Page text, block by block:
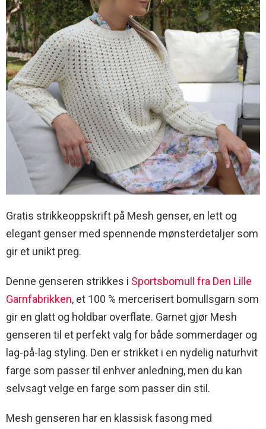
Gratis strikkeoppskrift på Mesh genser, en lett og
elegant genser med spennende mønsterdetaljer som
gir et unikt preg.
Denne genseren strikkes i Sportsbomull fra Den Lille
Garnfabrikken, et 100 % mercerisert bomullsgarn som
gir en glatt og holdbar overflate. Garnet gjør Mesh
genseren til et perfekt valg for både sommerdager og
lag-på-lag styling. Den er strikket i en nydelig naturhvit
farge som passer til enhver anledning, men du kan
selvsagt velge en farge som passer din stil.
Mesh genseren har en klassisk fasong med